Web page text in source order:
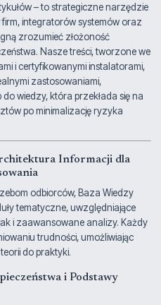
– to strategiczne narzędzie
integratorów systemów oraz
zrozumieć złożoność
Nasze treści, tworzone we
i certyfikowanymi instalatorami,
zastosowaniami,
wiedzy, która przekłada się na
po minimalizację ryzyka
Informacji dla
odbiorców, Baza Wiedzy
tematyczne, uwzględniające
i zaawansowane analizy. Każdy
trudności, umożliwiając
do praktyki.
i Podstawy